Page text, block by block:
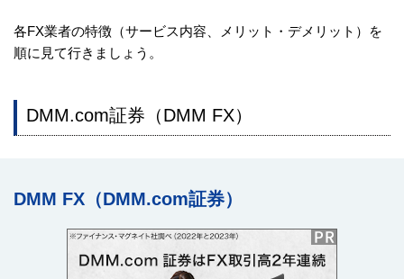
各FX業者の特徴（サービス内容、メリット・デメリット）を
順に見て行きましょう。
DMM.com証券（DMM FX）
DMM FX（DMM.com証券）